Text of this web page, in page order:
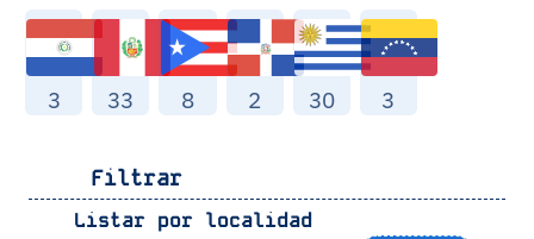
3 33 8 2 30 3
Filtrar
Listar por localidad